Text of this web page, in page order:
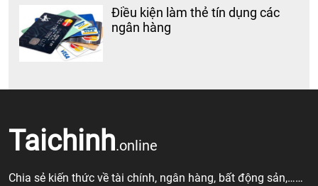
Điều kiện làm thẻ tín dụng các
ngân hàng
Taichinh.online
Chia sẻ kiến thức về tài chính, ngân hàng, bất động sản,……